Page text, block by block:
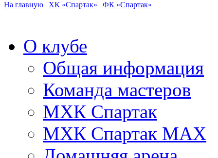
На главную | ХК «Спартак» | ФК «Спартак»
О клубе
Общая информация
Команда мастеров
МХК Спартак
МХК Спартак МАХ